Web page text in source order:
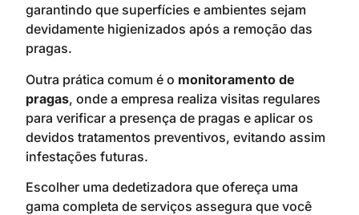
garantindo que superfícies e ambientes sejam
devidamente higienizados após a remoção das
pragas.
Outra prática comum é o monitoramento de
pragas, onde a empresa realiza visitas regulares
para verificar a presença de pragas e aplicar os
devidos tratamentos preventivos, evitando assim
infestações futuras.
Escolher uma dedetizadora que ofereça uma
gama completa de serviços assegura que você